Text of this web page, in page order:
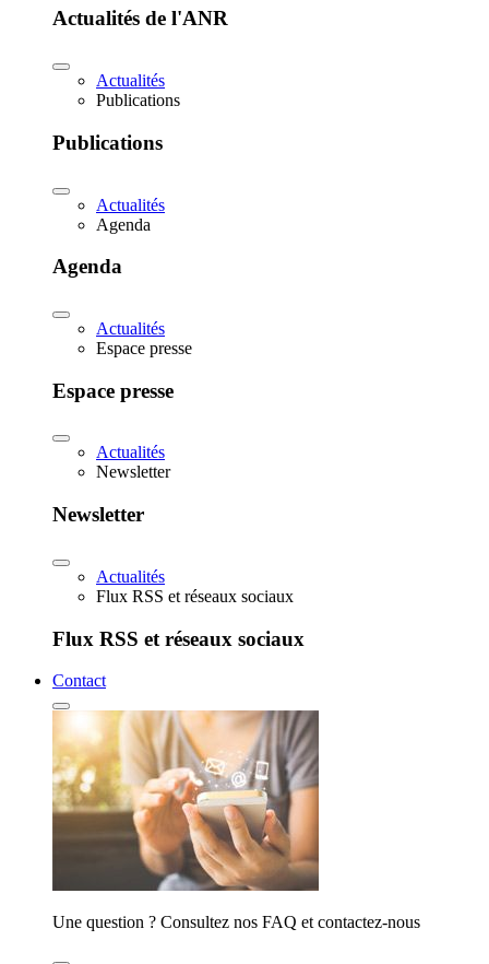
Actualités de l'ANR
Actualités
Publications
Publications
Actualités
Agenda
Agenda
Actualités
Espace presse
Espace presse
Actualités
Newsletter
Newsletter
Actualités
Flux RSS et réseaux sociaux
Flux RSS et réseaux sociaux
Contact
Une question ? Consultez nos FAQ et contactez-nous